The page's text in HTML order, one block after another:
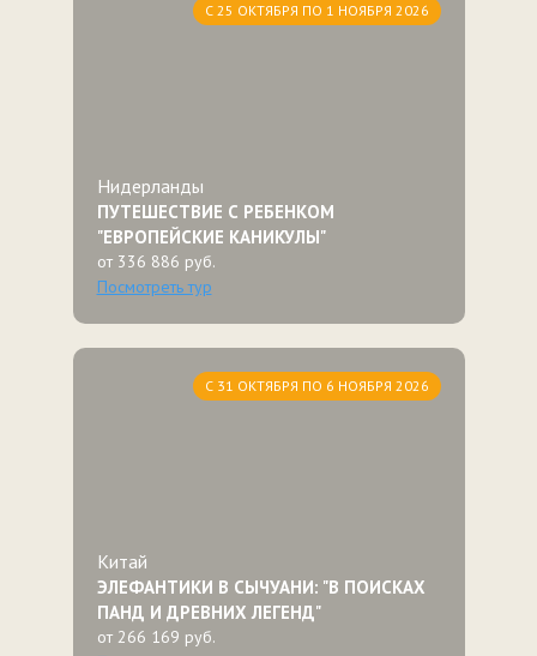
С 25 ОКТЯБРЯ ПО 1 НОЯБРЯ 2026
Нидерланды
ПУТЕШЕСТВИЕ С РЕБЕНКОМ
"ЕВРОПЕЙСКИЕ КАНИКУЛЫ"
от 336 886 руб.
Посмотреть тур
С 31 ОКТЯБРЯ ПО 6 НОЯБРЯ 2026
Китай
ЭЛЕФАНТИКИ В СЫЧУАНИ: "В ПОИСКАХ
ПАНД И ДРЕВНИХ ЛЕГЕНД"
от 266 169 руб.